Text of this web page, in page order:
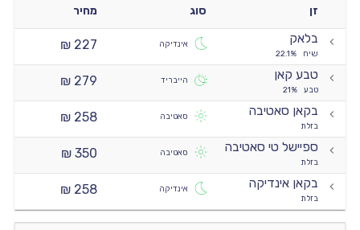
זן סוג מחיר
בלאק
שיח 22.1%
אינדיקה
227 ₪
טבע קאן
טבע 21%
הייבריד
279 ₪
בקאן סאטיבה
בזלת
סאטיבה
258 ₪
ספיישל טי סאטיבה
בזלת
סאטיבה
350 ₪
בקאן אינדיקה
בזלת
אינדיקה 258 ₪